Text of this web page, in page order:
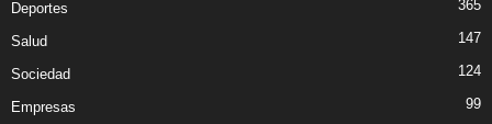
Deportes 365
Salud 147
Sociedad 124
Empresas 99